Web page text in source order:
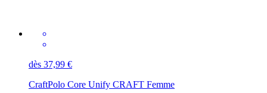
dès 37,99 €
CraftPolo Core Unify CRAFT Femme